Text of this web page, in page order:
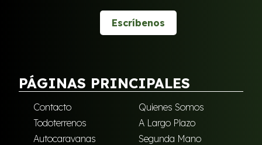
Escríbenos
PÁGINAS PRINCIPALES
Contacto
Quienes Somos
Todoterrenos
A Largo Plazo
Autocaravanas
Segunda Mano